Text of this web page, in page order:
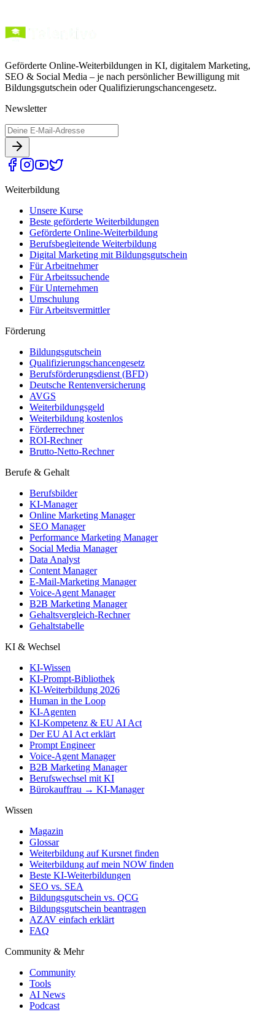
Geförderte Online-Weiterbildungen in KI, digitalem Marketing,
SEO & Social Media – je nach persönlicher Bewilligung mit
Bildungsgutschein oder Qualifizierungschancengesetz.
Newsletter
Weiterbildung
Unsere Kurse
Beste geförderte Weiterbildungen
Geförderte Online-Weiterbildung
Berufsbegleitende Weiterbildung
Digital Marketing mit Bildungsgutschein
Für Arbeitnehmer
Für Arbeitssuchende
Für Unternehmen
Umschulung
Für Arbeitsvermittler
Förderung
Bildungsgutschein
Qualifizierungschancengesetz
Berufsförderungsdienst (BFD)
Deutsche Rentenversicherung
AVGS
Weiterbildungsgeld
Weiterbildung kostenlos
Förderrechner
ROI-Rechner
Brutto-Netto-Rechner
Berufe & Gehalt
Berufsbilder
KI-Manager
Online Marketing Manager
SEO Manager
Performance Marketing Manager
Social Media Manager
Data Analyst
Content Manager
E-Mail-Marketing Manager
Voice-Agent Manager
B2B Marketing Manager
Gehaltsvergleich-Rechner
Gehaltstabelle
KI & Wechsel
KI-Wissen
KI-Prompt-Bibliothek
KI-Weiterbildung 2026
Human in the Loop
KI-Agenten
KI-Kompetenz & EU AI Act
Der EU AI Act erklärt
Prompt Engineer
Voice-Agent Manager
B2B Marketing Manager
Berufswechsel mit KI
Bürokauffrau → KI-Manager
Wissen
Magazin
Glossar
Weiterbildung auf Kursnet finden
Weiterbildung auf mein NOW finden
Beste KI-Weiterbildungen
SEO vs. SEA
Bildungsgutschein vs. QCG
Bildungsgutschein beantragen
AZAV einfach erklärt
FAQ
Community & Mehr
Community
Tools
AI News
Podcast